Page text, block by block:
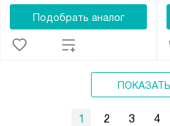
Подобрать аналог
1 2 3 4